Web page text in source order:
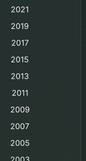
2021
2019
2017
2015
2013
2011
2009
2007
2005